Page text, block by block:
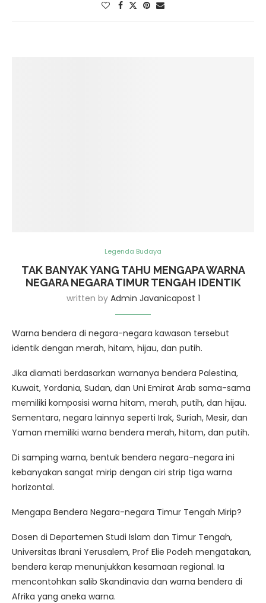
Legenda Budaya
TAK BANYAK YANG TAHU MENGAPA WARNA
NEGARA NEGARA TIMUR TENGAH IDENTIK
written by Admin Javanicapost 1
Warna bendera di negara-negara kawasan tersebut
identik dengan merah, hitam, hijau, dan putih.
Jika diamati berdasarkan warnanya bendera Palestina,
Kuwait, Yordania, Sudan, dan Uni Emirat Arab sama-sama
memiliki komposisi warna hitam, merah, putih, dan hijau.
Sementara, negara lainnya seperti Irak, Suriah, Mesir, dan
Yaman memiliki warna bendera merah, hitam, dan putih.
Di samping warna, bentuk bendera negara-negara ini
kebanyakan sangat mirip dengan ciri strip tiga warna
horizontal.
Mengapa Bendera Negara-negara Timur Tengah Mirip?
Dosen di Departemen Studi Islam dan Timur Tengah,
Universitas Ibrani Yerusalem, Prof Elie Podeh mengatakan,
bendera kerap menunjukkan kesamaan regional. Ia
mencontohkan salib Skandinavia dan warna bendera di
Afrika yang aneka warna.